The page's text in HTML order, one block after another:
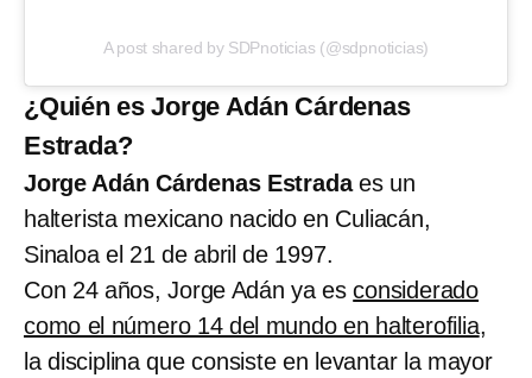
A post shared by SDPnoticias (@sdpnoticias)
¿Quién es Jorge Adán Cárdenas
Estrada?
Jorge Adán Cárdenas Estradaes un
halterista mexicano nacido en Culiacán,
Sinaloa el 21 de abril de 1997.
Con 24 años, Jorge Adán ya esconsiderado
como el número 14 del mundo en halterofilia,
la disciplina que consiste en levantar la mayor